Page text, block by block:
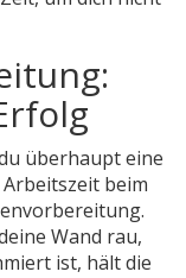
überhaupt eine
beim
Wand rau,
ist, hält die